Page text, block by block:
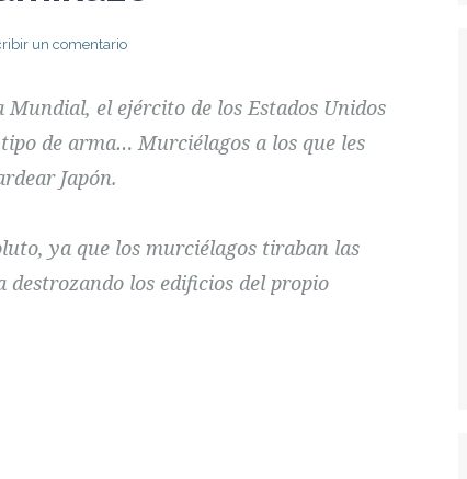
un comentario
el ejército de los Estados Unidos
de arma… Murciélagos a los que les
Japón.
ya que los murciélagos tiraban las
destrozando los edificios del propio